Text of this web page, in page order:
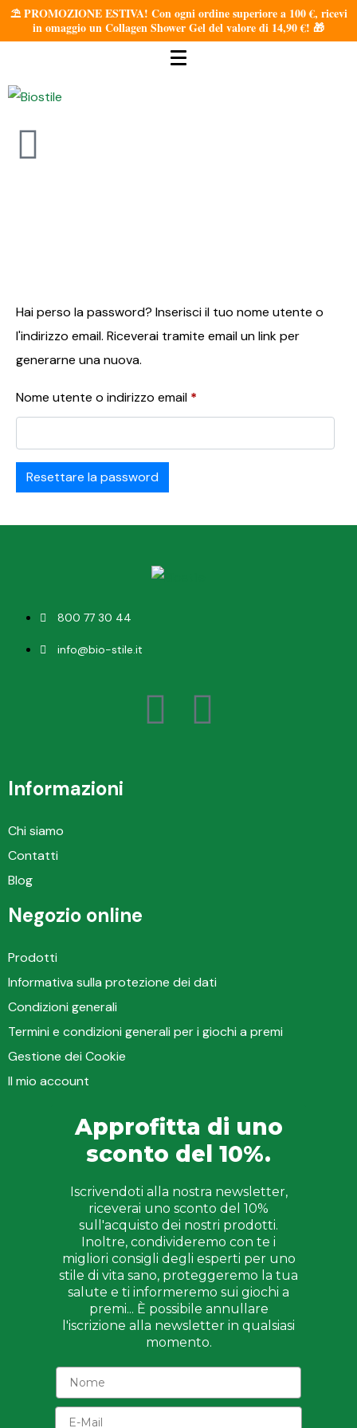
⛱️ PROMOZIONE ESTIVA! Con ogni ordine superiore a 100 €, ricevi
in omaggio un Collagen Shower Gel del valore di 14,90 €! 🎁
Hai perso la password? Inserisci il tuo nome utente o
l'indirizzo email. Riceverai tramite email un link per
generarne una nuova.
Nome utente o indirizzo email *
Resettare la password
800 77 30 44
info@bio-stile.it
Informazioni
Chi siamo
Contatti
Blog
Negozio online
Prodotti
Informativa sulla protezione dei dati
Condizioni generali
Termini e condizioni generali per i giochi a premi
Gestione dei Cookie
Il mio account
Approfitta di uno
sconto del 10%.
Iscrivendoti alla nostra newsletter,
riceverai uno sconto del 10%
sull'acquisto dei nostri prodotti.
Inoltre, condivideremo con te i
migliori consigli degli esperti per uno
stile di vita sano, proteggeremo la tua
salute e ti informeremo sui giochi a
premi... È possibile annullare
l'iscrizione alla newsletter in qualsiasi
momento.